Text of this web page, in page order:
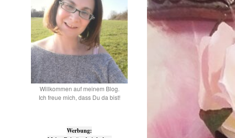
Willkommen auf meinem Blog.
Ich freue mich, dass Du da bist!
Werbung: